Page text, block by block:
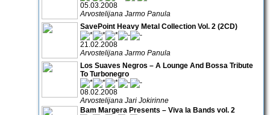
05.03.2008
Arvostelijana Jarmo Panula
SavePoint Heavy Metal Collection Vol. 2 (2CD)
21.02.2008
Arvostelijana Jarmo Panula
Los Suaves Negros – A Lounge And Bossa Tribute
To Turbonegro
08.02.2008
Arvostelijana Jari Jokirinne
Bam Margera Presents – Viva la Bands vol. 2